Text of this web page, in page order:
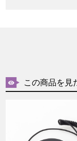
この商品を見